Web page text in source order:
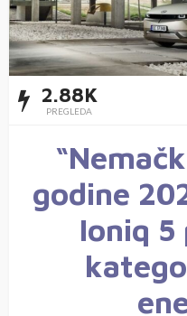
2.88K
PREGLEDA
godine
Ioniq 5